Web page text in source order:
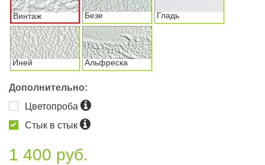
Винтаж Безе Гладь
Иней Альфреска
Дополнительно:
Цветопроба
Стык в стык
1 400 руб.